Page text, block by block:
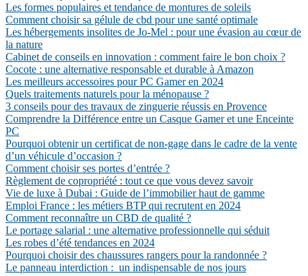
Les formes populaires et tendance de montures de soleils
Comment choisir sa gélule de cbd pour une santé optimale
Les hébergements insolites de Jo-Mel : pour une évasion au cœur de
la nature
Cabinet de conseils en innovation : comment faire le bon choix ?
Cocote : une alternative responsable et durable à Amazon
Les meilleurs accessoires pour PC Gamer en 2024
Quels traitements naturels pour la ménopause ?
3 conseils pour des travaux de zinguerie réussis en Provence
Comprendre la Différence entre un Casque Gamer et une Enceinte
PC
Pourquoi obtenir un certificat de non-gage dans le cadre de la vente
d’un véhicule d’occasion ?
Comment choisir ses portes d’entrée ?
Règlement de copropriété : tout ce que vous devez savoir
Vie de luxe à Dubai : Guide de l’immobilier haut de gamme
Emploi France : les métiers BTP qui recrutent en 2024
Comment reconnaître un CBD de qualité ?
Le portage salarial : une alternative professionnelle qui séduit
Les robes d’été tendances en 2024
Pourquoi choisir des chaussures rangers pour la randonnée ?
Le panneau interdiction : un indispensable de nos jours